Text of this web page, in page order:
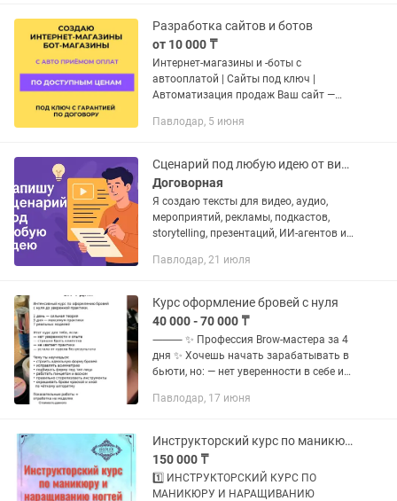
Разработка сайтов и ботов
от 10 000 ₸
Интернет-магазины и -боты с
автооплатой | Сайты под ключ |
Автоматизация продаж Ваш сайт —
или -бот, который продает 24/7,
вашу...
Павлодар, 5 июня
Сценарий под любую идею от видео и рекламы до подкастов и мероприятий
Договорная
Я создаю тексты для видео, аудио,
мероприятий, рекламы, подкастов,
storytelling, презентаций, ИИ-агентов и
удержать внимание, вызвать эмоцию и
Павлодар, 21 июля
Курс оформление бровей с нуля
40 000 - 70 000 ₸
⸻ ✨ Профессия Brow-мастера за 4
дня ✨ Хочешь начать зарабатывать в
бьюти, но: — нет уверенности в себе и
клиенту? — не понимаешь, какие
Павлодар, 17 июня
Инструкторский курс по маникюру и наращиванию ногтей
150 000 ₸
1️⃣ ИНСТРУКТОРСКИЙ КУРС ПО
МАНИКЮРУ И НАРАЩИВАНИЮ